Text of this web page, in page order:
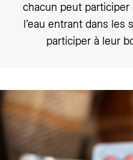
chacun peut
l’eau entrant dans les
participer à leur